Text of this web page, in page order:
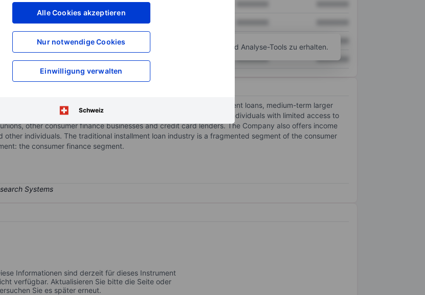
Alle Cookies akzeptieren
Nur notwendige Cookies
Einwilligung verwalten
Schweiz
XXXXXXX
XXXXXXX
XXXXXXX
XXXXXXX XXXXXXX XXXXXXX
Konto eröffnenum Zugriff auf mehr Diagramm- und Analyse-Tools zu erhalten.
(installment loan) business. It offers short-term small installment loans, medium-term larger
and services to individuals. The Company generally serves individuals with limited access to
other consumer finance businesses and credit card lenders. The Company also offers income
individuals. The traditional installment loan industry is a fragmented segment of the consumer
the consumer finance segment.
Informationen sind derzeit für dieses Instrument
verfügbar. Aktualisieren Sie bitte die Seite oder
Sie es später erneut.